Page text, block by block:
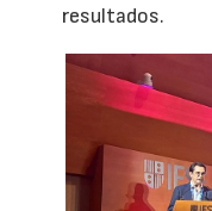
resultados.